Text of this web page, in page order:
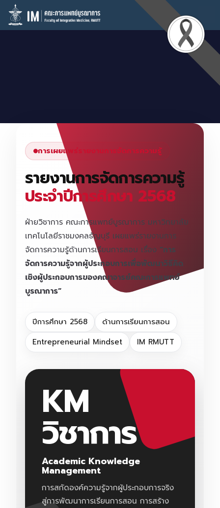
การเผยแพร่รายงานการจัดการความรู้
รายงานการจัดการความรู้
ประจำปีการศึกษา 2568
ฝ่ายวิชาการ คณะการแพทย์บูรณาการ มหาวิทยาลัย
เทคโนโลยีราชมงคลธัญบุรี เผยแพร่รายงานการ
จัดการความรู้ด้านการเรียนการสอน เรื่อง “การ
จัดการความรู้จากผู้ประกอบการเพื่อพัฒนาวิธีคิด
เชิงผู้ประกอบการของคณาจารย์คณะการแพทย์
บูรณาการ”
ปีการศึกษา 2568
ด้านการเรียนการสอน
Entrepreneurial Mindset
IM RMUTT
KM
วิชาการ
Academic Knowledge
Management
การสกัดองค์ความรู้จากผู้ประกอบการจริง
สู่การพัฒนาการเรียนการสอน การสร้าง